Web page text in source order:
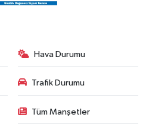
Hava Durumu
Trafik Durumu
Tüm Manşetler